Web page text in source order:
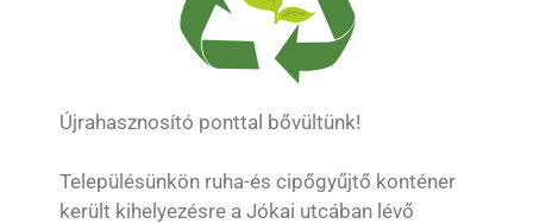
Újrahasznosító ponttal bővültünk!
Településünkön ruha-és cipőgyűjtő konténer
került kihelyezésre a Jókai utcában lévő